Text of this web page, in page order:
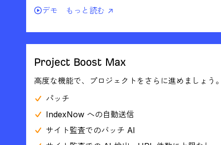
デモ
もっと読む ↗
Project Boost Max
高度な機能で、プロジェクトをさらに進めましょう
パッチ
IndexNow への自動送信
サイト監査でのバッチ AI